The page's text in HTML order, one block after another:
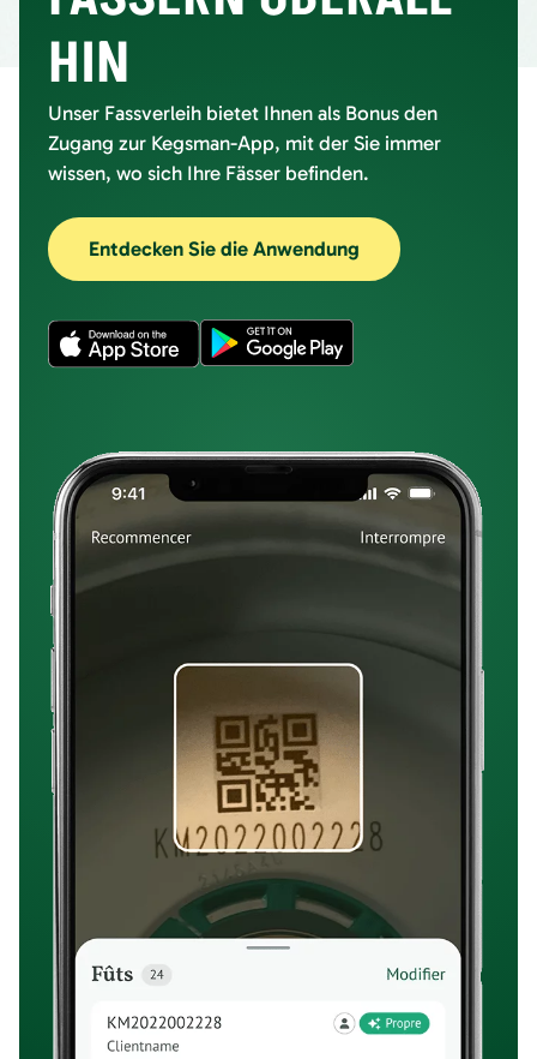
HIN
Unser Fassverleih bietet Ihnen als Bonus den
Zugang zur Kegsman-App, mit der Sie immer
wissen, wo sich Ihre Fässer befinden.
Entdecken Sie die Anwendung